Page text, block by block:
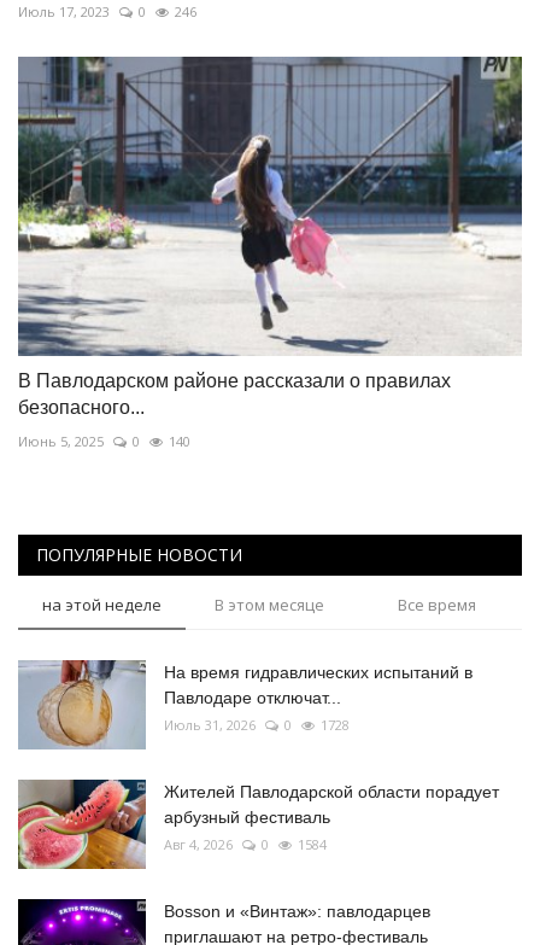
Июль 17, 2023 0 246
В Павлодарском районе рассказали о правилах
безопасного...
Июнь 5, 2025 0 140
ПОПУЛЯРНЫЕ НОВОСТИ
на этой неделе В этом месяце Все время
На время гидравлических испытаний в
Павлодаре отключат...
Июль 31, 2026 0 1728
Жителей Павлодарской области порадует
арбузный фестиваль
Авг 4, 2026 0 1584
Bosson и «Винтаж»: павлодарцев
приглашают на ретро-фестиваль